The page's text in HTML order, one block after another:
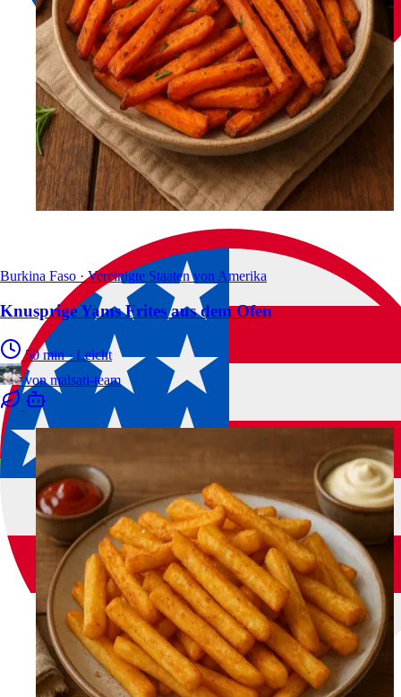
Burkina Faso · Vereinigte Staaten von Amerika
Knusprige Yams Frites aus dem Ofen
50 min · Leicht
von malsati-team